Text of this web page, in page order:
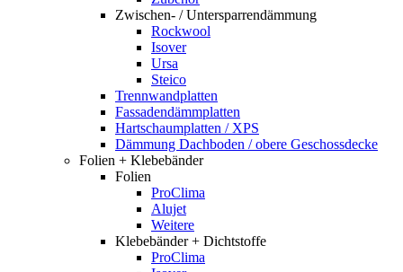
Zwischen- / Untersparrendämmung
Rockwool
Isover
Ursa
Steico
Trennwandplatten
Fassadendämmplatten
Hartschaumplatten / XPS
Dämmung Dachboden / obere Geschossdecke
Folien + Klebebänder
Folien
ProClima
Alujet
Weitere
Klebebänder + Dichtstoffe
ProClima